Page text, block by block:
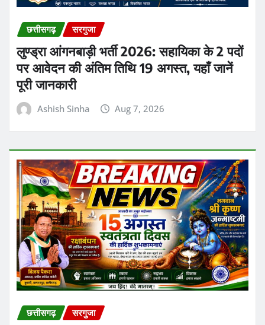
छत्तीसगढ़ सरगुजा
लुण्ड्रा आंगनबाड़ी भर्ती 2026: सहायिका के 2 पदों
पर आवेदन की अंतिम तिथि 19 अगस्त, यहाँ जानें
पूरी जानकारी
Ashish Sinha Aug 7, 2026
छत्तीसगढ़ सरगुजा